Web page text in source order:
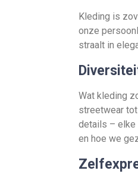
Kleding is
onze
straalt in
Wat kleding
streetwear
details – elke
en hoe we